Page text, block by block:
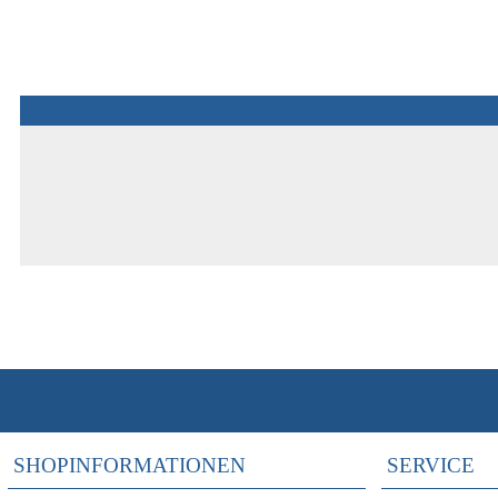
SHOPINFORMATIONEN SERVICE